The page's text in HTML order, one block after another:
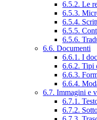
6.5.2. Le
6.5.3.
6.5.4.
6.5.5.
6.5.6.
6.6. Documenti
6.6.1. I
6.6.2. Tipi
6.6.3.
6.6.4.
6.7. Immagini e
6.7.1.
6.7.2.